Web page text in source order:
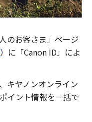
のお客さま」ページ
）に「Canon ID」によ
キヤノンオンライン
イント情報を一括で